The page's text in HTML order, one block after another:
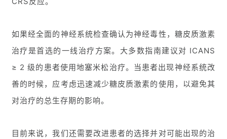
平
台
药
时
代
登录 注册
如果经全面的神经系统检查确认为神经毒性，糖皮质激素
治疗是首选的一线治疗方案。大多数指南建议对 ICANS
≥ 2 级的患者使用地塞米松治疗。当患者出现神经系统改
善的时候，应考虑迅速减少糖皮质激素的使用，以避免其
对治疗的总生存期的影响。
目前来说，我们还需要改进患者的选择并对可能出现的治